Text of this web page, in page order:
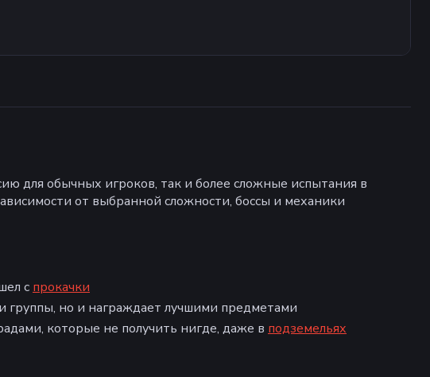
для обычных игроков, так и более сложные испытания в
от выбранной сложности, боссы и механики
с прокачки
группы, но и награждает лучшими предметами
которые не получить нигде, даже в подземельях